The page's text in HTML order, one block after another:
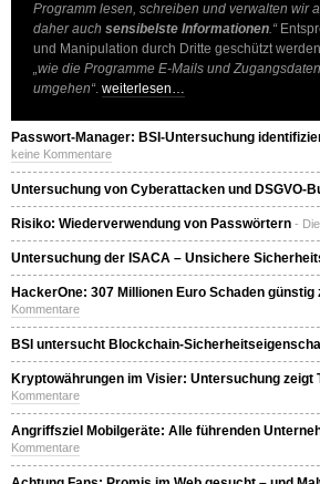
Programm lesen, schreiben und verwalten wir
daher auch sensibelste Informationen.“
und Manipulation durch Dritte geschützt
„wie die Programme E-Mails und
umgehen“. weiterlesen…
Passwort-Manager: BSI-Untersuchung
keine Kommentare
Untersuchung von Cyberattacken und DSGVO-
Risiko: Wiederverwendung von Passwörtern -
Untersuchung der ISACA – Unsichere
HackerOne: 307 Millionen Euro Schaden günstig
Kommentare
BSI untersucht Blockchain-
Kryptowährungen im Visier: Untersuchung zeigt
Kommentare
Angriffsziel Mobilgeräte: Alle führenden
Kommentare